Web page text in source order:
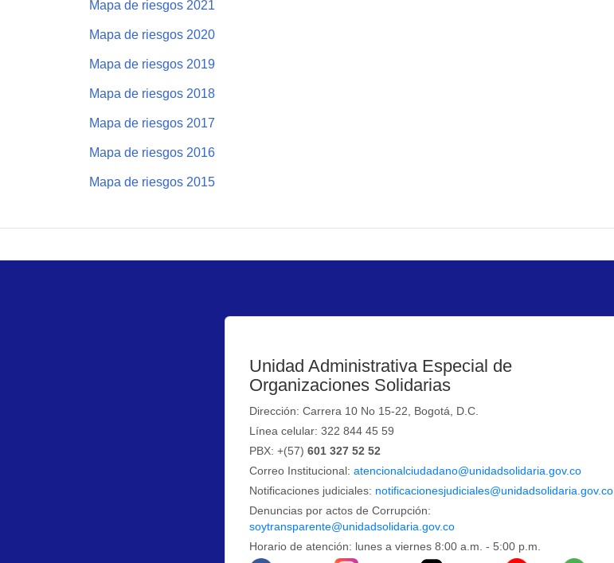
Mapa de riesgos 2021
Mapa de riesgos 2020
Mapa de riesgos 2019
Mapa de riesgos 2018
Mapa de riesgos 2017
Mapa de riesgos 2016
Mapa de riesgos 2015
Unidad Administrativa Especial de
Organizaciones Solidarias
Dirección: Carrera 10 No 15-22, Bogotá, D.C.
Línea celular: 322 844 45 59
PBX: +(57)601 327 52 52
Correo Institucional:atencionalciudadano@unidadsolidaria.gov.co
Notificaciones judiciales: notificacionesjudiciales@unidadsolidaria.gov.co
Denuncias por actos de Corrupción:
soytransparente@unidadsolidaria.gov.co
Horario de atención: lunes a viernes 8:00 a.m. - 5:00 p.m.